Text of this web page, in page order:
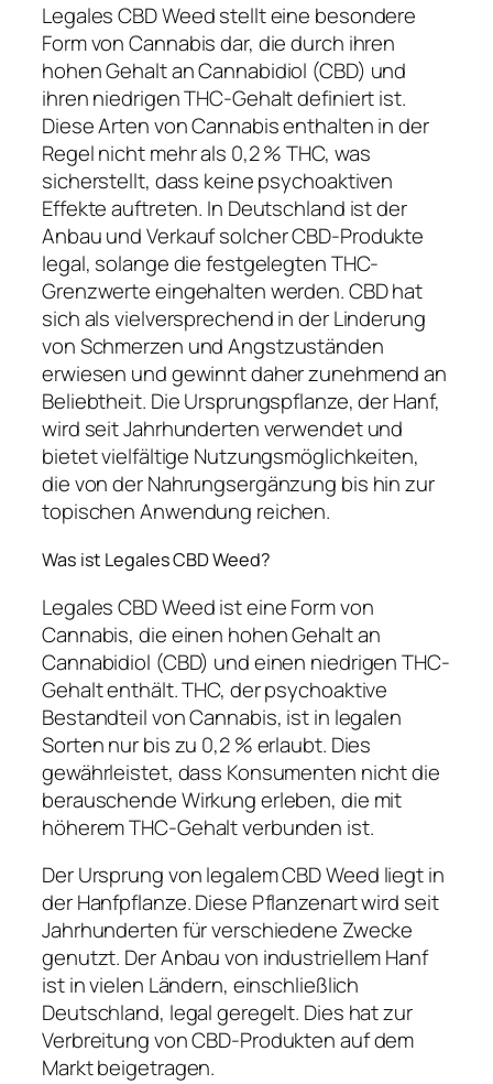
Legales CBD Weed stellt eine besondere
Form von Cannabis dar, die durch ihren
hohen Gehalt an Cannabidiol (CBD) und
ihren niedrigen THC-Gehalt definiert ist.
Diese Arten von Cannabis enthalten in der
Regel nicht mehr als 0,2 % THC, was
sicherstellt, dass keine psychoaktiven
Effekte auftreten. In Deutschland ist der
Anbau und Verkauf solcher CBD-Produkte
legal, solange die festgelegten THC-
Grenzwerte eingehalten werden. CBD hat
sich als vielversprechend in der Linderung
von Schmerzen und Angstzuständen
erwiesen und gewinnt daher zunehmend an
Beliebtheit. Die Ursprungspflanze, der Hanf,
wird seit Jahrhunderten verwendet und
bietet vielfältige Nutzungsmöglichkeiten,
die von der Nahrungsergänzung bis hin zur
topischen Anwendung reichen.
Was ist Legales CBD Weed?
Legales CBD Weed ist eine Form von
Cannabis, die einen hohen Gehalt an
Cannabidiol (CBD) und einen niedrigen THC-
Gehalt enthält. THC, der psychoaktive
Bestandteil von Cannabis, ist in legalen
Sorten nur bis zu 0,2 % erlaubt. Dies
gewährleistet, dass Konsumenten nicht die
berauschende Wirkung erleben, die mit
höherem THC-Gehalt verbunden ist.
Der Ursprung von legalem CBD Weed liegt in
der Hanfpflanze. Diese Pflanzenart wird seit
Jahrhunderten für verschiedene Zwecke
genutzt. Der Anbau von industriellem Hanf
ist in vielen Ländern, einschließlich
Deutschland, legal geregelt. Dies hat zur
Verbreitung von CBD-Produkten auf dem
Markt beigetragen.